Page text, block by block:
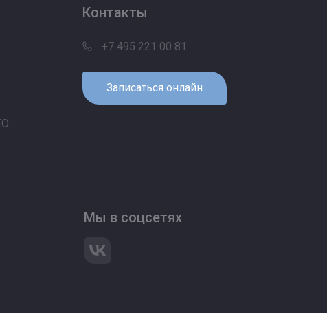
Контакты
+7 495 221 00 81
Записаться онлайн
Мы в соцсетях